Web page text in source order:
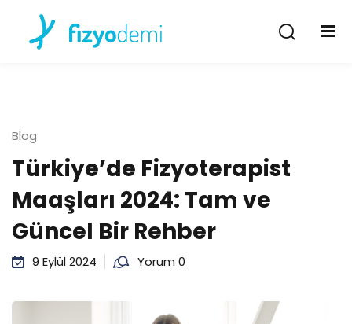
Blog
Türkiye’de Fizyoterapist
Maaşları 2024: Tam ve
Güncel Bir Rehber
9 Eylül 2024 Yorum 0
Giriş Yap
Beni hatırla